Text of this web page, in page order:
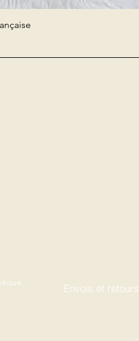
Envois et retours